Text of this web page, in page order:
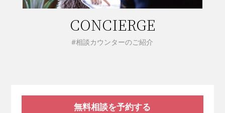
CONCIERGE
#相談カウンターのご紹介
無料相談を予約する